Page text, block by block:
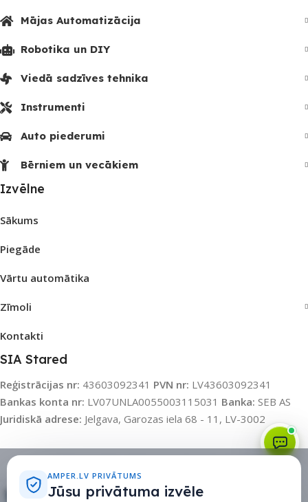
Mājas Automatizācija
Robotika un DIY
Viedā sadzīves tehnika
Instrumenti
Auto piederumi
Bērniem un vecākiem
Izvēlne
Sākums
Piegāde
Vārtu automātika
Zīmoli
Kontakti
SIA Stared
Reģistrācijas nr: 43603092341 PVN nr: LV43603092341
Bankas konta nr: LV07UNLA0055003115031 Banka: SEB AS
Juridiskā adrese: Jelgava, Garozas iela 68 - 11, LV-3002
AMPER.LV PRIVĀTUMS
Jūsu privātuma izvēle